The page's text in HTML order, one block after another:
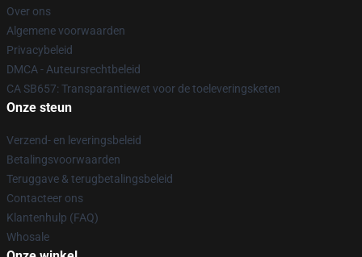
Over ons
Algemene voorwaarden
Privacybeleid
DMCA - Auteursrechtbeleid
CA SB657: Transparantiewet voor de toeleveringsketen
Onze steun
Verzend- en leveringsbeleid
Betalingsvoorwaarden
Teruggave & terugbetalingsbeleid
Contacteer ons
Klantenhulp (FAQ)
Whosale